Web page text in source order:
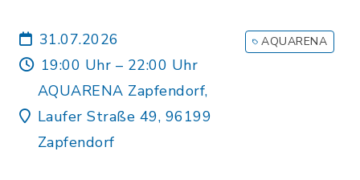
31.07.2026
19:00 Uhr – 22:00 Uhr
AQUARENA Zapfendorf,
Laufer Straße 49, 96199
Zapfendorf
AQUARENA